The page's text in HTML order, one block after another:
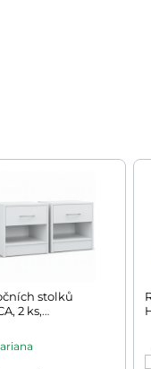
stolků
2 ks,